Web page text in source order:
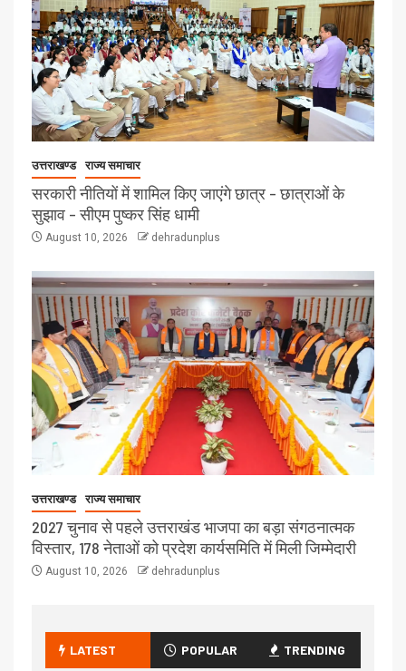
उत्तराखण्ड राज्य समाचार
सरकारी नीतियों में शामिल किए जाएंगे छात्र – छात्राओं के
सुझाव – सीएम पुष्कर सिंह धामी
August 10, 2026 dehradunplus
उत्तराखण्ड राज्य समाचार
2027 चुनाव से पहले उत्तराखंड भाजपा का बड़ा संगठनात्मक
विस्तार, 178 नेताओं को प्रदेश कार्यसमिति में मिली जिम्मेदारी
August 10, 2026 dehradunplus
LATEST POPULAR TRENDING